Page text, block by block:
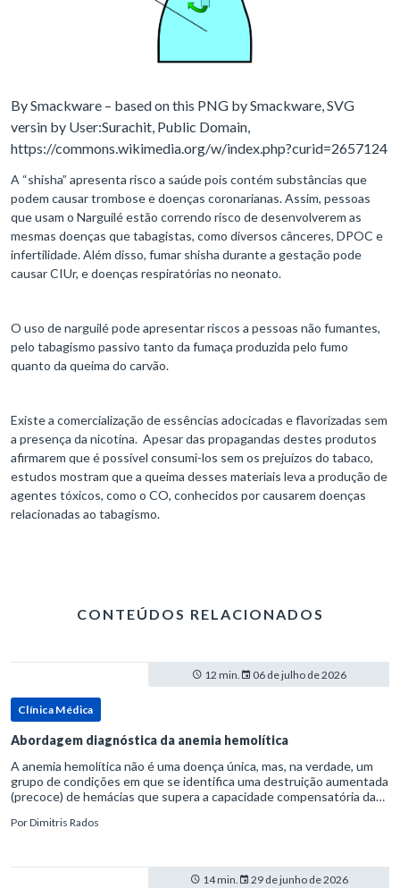
By Smackware – based on this PNG by Smackware, SVG
versin by User:Surachit, Public Domain,
https://commons.wikimedia.org/w/index.php?curid=2657124
A “shisha” apresenta risco a saúde pois contém substâncias que
podem causar trombose e doenças coronarianas. Assim, pessoas
que usam o Narguilé estão correndo risco de desenvolverem as
mesmas doenças que tabagistas, como diversos cânceres, DPOC e
infertilidade. Além disso, fumar shisha durante a gestação pode
causar CIUr, e doenças respiratórias no neonato.
O uso de narguilé pode apresentar riscos a pessoas não fumantes,
pelo tabagismo passivo tanto da fumaça produzida pelo fumo
quanto da queima do carvão.
Existe a comercialização de essências adocicadas e flavorizadas sem
a presença da nicotina. Apesar das propagandas destes produtos
afirmarem que é possível consumi-los sem os prejuízos do tabaco,
estudos mostram que a queima desses materiais leva a produção de
agentes tóxicos, como o CO, conhecidos por causarem doenças
relacionadas ao tabagismo.
CONTEÚDOS RELACIONADOS
12 min. 06 de julho de 2026
Clínica Médica
Abordagem diagnóstica da anemia hemolítica
A anemia hemolítica não é uma doença única, mas, na verdade, um
grupo de condições em que se identifica uma destruição aumentada
(precoce) de hemácias que supera a capacidade compensatória da
PorDimitris Rados
14 min. 29 de junho de 2026